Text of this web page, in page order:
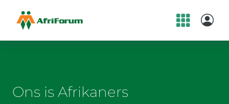
Ons is Afrikaners